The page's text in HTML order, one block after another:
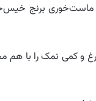
برنج
نمک را با هم